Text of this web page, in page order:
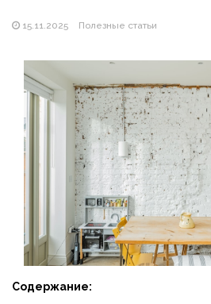
15.11.2025 Полезные статьи
Содержание: